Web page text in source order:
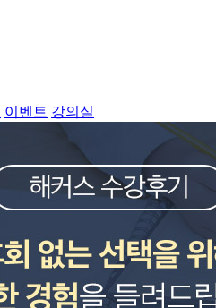
이벤트 강의실